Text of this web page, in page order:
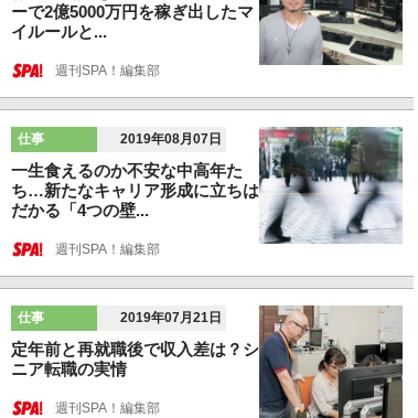
ーで2億5000万円を稼ぎ出したマ
イルールと...
週刊SPA！編集部
仕事 2019年08月07日
一生食えるのか不安な中高年た
ち…新たなキャリア形成に立ちは
だかる「4つの壁...
週刊SPA！編集部
仕事 2019年07月21日
定年前と再就職後で収入差は？シ
ニア転職の実情
週刊SPA！編集部